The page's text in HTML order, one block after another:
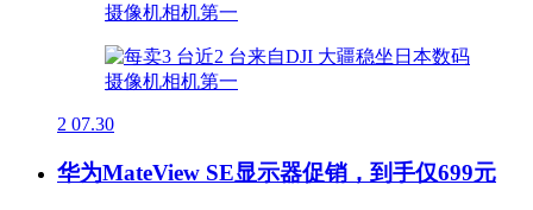
2 07.30
华为MateView SE显示器促销，到手仅699元